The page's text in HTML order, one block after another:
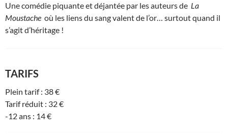
Une comédie piquante et déjantée par les auteurs de La
Moustache où les liens du sang valent de l’or… surtout quand il
s’agit d’héritage !
TARIFS
Plein tarif : 38 €
Tarif réduit : 32 €
-12 ans : 14 €